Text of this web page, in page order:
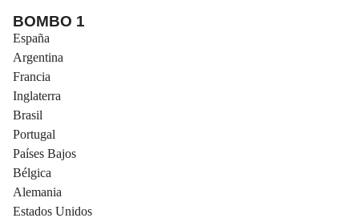
BOMBO 1
España
Argentina
Francia
Inglaterra
Brasil
Portugal
Países Bajos
Bélgica
Alemania
Estados Unidos